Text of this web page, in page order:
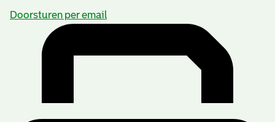
Doorsturen per email